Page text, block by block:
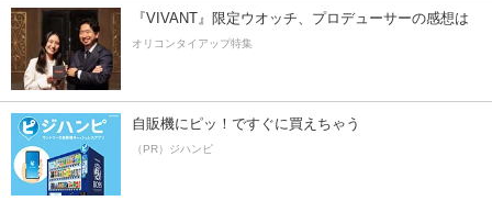
『VIVANT』限定ウオッチ、プロデューサーの感想は
オリコンタイアップ特集
自販機にピッ！ですぐに買えちゃう
（PR）ジハンピ